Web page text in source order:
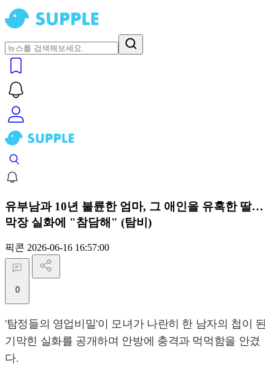
유부남과 10년 불륜한 엄마, 그 애인을 유혹한 딸…
막장 실화에 "참담해" (탐비)
픽콘 2026-06-16 16:57:00
0
'탐정들의 영업비밀'이 모녀가 나란히 한 남자의 첩이 된
기막힌 실화를 공개하며 안방에 충격과 먹먹함을 안겼
다.